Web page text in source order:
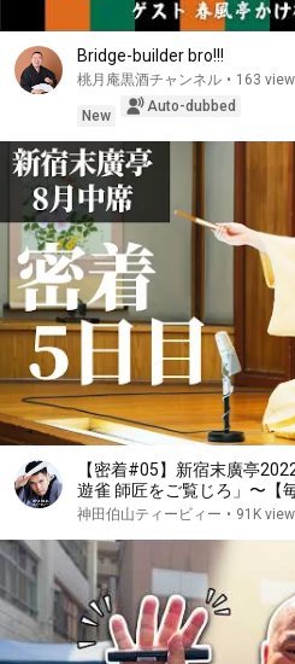
Bridge-builder bro!!!
桃月庵黒酒チャンネル • 163
New
Auto-dubbed
【密着#05】新宿末廣亭
遊雀 師匠をご覧じろ」〜【
神田伯山ティービィー • 91K